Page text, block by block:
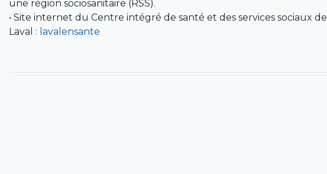
une région sociosanitaire (RSS).
• Site internet du Centre intégré de santé et des services sociaux de
Laval : lavalensante